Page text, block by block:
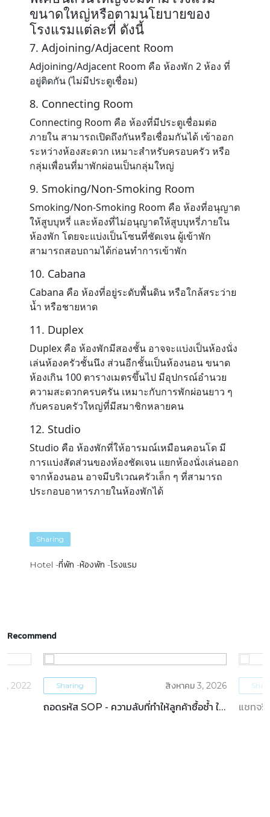
ขนาดใหญ่หรือตามนโยบายของ
โรงแรมแต่ละที่ ดังนี้
7. Adjoining/Adjacent Room
Adjoining/Adjacent Room คือ ห้องพัก 2 ห้อง ที่
อยู่ติดกัน (ไม่มีประตูเชื่อม)
8. Connecting Room
Connecting Room คือ ห้องที่มีประตูเชื่อมต่อ
ภายใน สามารถเปิดถึงกันหรือเชื่อมกันได้ เข้าออก
ระหว่างห้องสะดวก เหมาะสำหรับครอบครัว หรือ
กลุ่มเพื่อนที่มาพักผ่อนเป็นกลุ่มใหญ่
9. Smoking/Non-Smoking Room
Smoking/Non-Smoking Room คือ ห้องที่อนุญาต
ให้สูบบุหรี่ และห้องที่ไม่อนุญาตให้สูบบุหรี่ภายใน
ห้องพัก โดยจะแบ่งเป็นโซนที่ชัดเจน ผู้เข้าพัก
สามารถสอบถามได้ก่อนทำการเข้าพัก
10. Cabana
Cabana คือ ห้องที่อยู่ระดับพื้นดิน หรือใกล้สระว่าย
น้ำ หรือชายหาด
11. Duplex
Duplex คือ ห้องพักมีสองชั้น อาจจะแบ่งเป็นห้องนั่ง
เล่นห้องครัวชั้นนึง ส่วนอีกชั้นเป็นห้องนอน ขนาด
ห้องเกิน 100 ตารางเมตรขึ้นไป มีอุปกรณ์อำนวย
ความสะดวกครบครัน เหมาะกับการพักผ่อนยาว ๆ
กับครอบครัวใหญ่ที่มีสมาชิกหลายคน
12. Studio
Studio คือ ห้องพักที่ให้อารมณ์เหมือนคอนโด มี
การแบ่งสัดส่วนของห้องชัดเจน แยกห้องนั่งเล่นออก
จากห้องนอน อาจมีบริเวณครัวเล็ก ๆ ที่สามารถ
ประกอบอาหารภายในห้องพักได้
Sharing
Hotel ที่พัก ห้องพัก โรงแรม
Recommend
2022 Sharing สิงหาคม 3, 2026
ถอดรหัส SOP - ความลับที่ทำให้ลูกค้าซื้อซ้ำ ใน
แชทจริ